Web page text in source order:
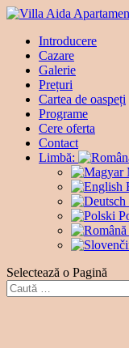
Introducere
Cazare
Galerie
Prețuri
Cartea de oaspeți
Programe
Cere oferta
Contact
Limbă:
Selectează o Pagină